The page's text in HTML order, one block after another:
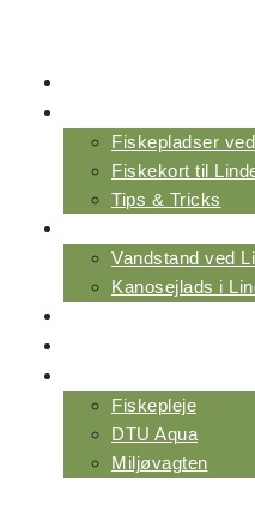
indhold
Fiskepladser
Fiskekort til
Tips & Tricks
Vandstand ved
Kanosejlads i
Fiskepleje
DTU Aqua
Miljøvagten